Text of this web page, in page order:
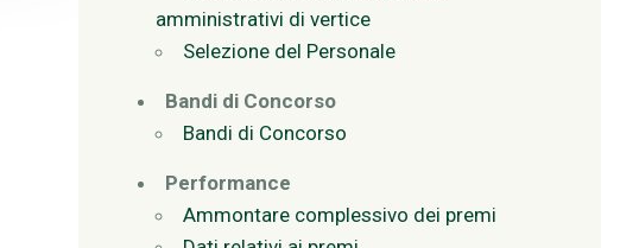
amministrativi di vertice
Selezione del Personale
Bandi di Concorso
Bandi di Concorso
Performance
Ammontare complessivo dei premi